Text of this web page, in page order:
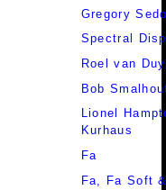
Gregory
Spectral
Roel van
Bob
Lionel
Kurhaus
Fa
Fa, Fa Soft